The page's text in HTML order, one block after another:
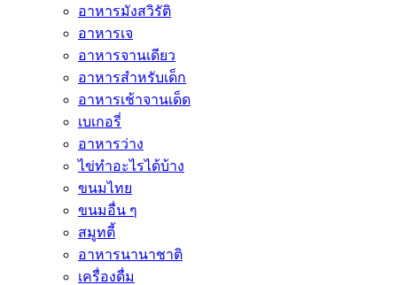
อาหารมังสวิรัติ
อาหารเจ
อาหารจานเดียว
อาหารสำหรับเด็ก
อาหารเช้าจานเด็ด
เบเกอรี่
อาหารว่าง
ไข่ทำอะไรได้บ้าง
ขนมไทย
ขนมอื่น ๆ
สมูทตี้
อาหารนานาชาติ
เครื่องดื่ม